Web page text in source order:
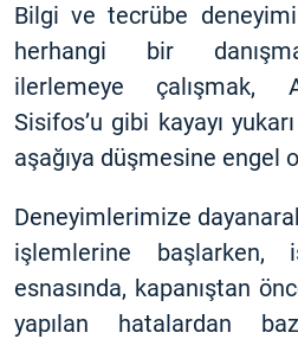
Bilgi ve tecrübe
herhangi bir
ilerlemeye çalışmak,
Sisifos’u gibi kayayı
aşağıya düşmesine engel
Deneyimlerimize
işlemlerine başlarken,
esnasında, kapanıştan
yapılan hatalardan